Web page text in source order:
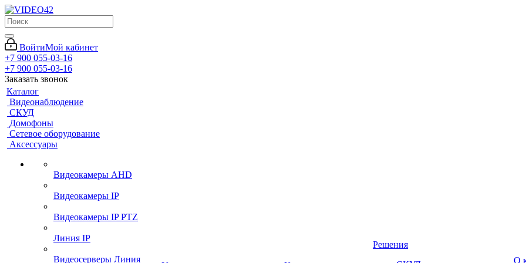
ВойтиМой кабинет
+7 900 055-03-16
+7 900 055-03-16
Заказать звонок
Каталог
Видеонаблюдение
СКУД
Домофоны
Сетевое оборудование
Аксессуары
Видеокамеры AHD
Видеокамеры IP
Видеокамеры IP PTZ
Линия IP
Видеосерверы Линия
Решения
О